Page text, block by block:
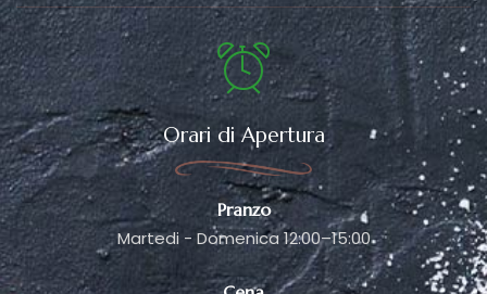
Orari di Apertura
Pranzo
Martedi - Domenica 12:00–15:00